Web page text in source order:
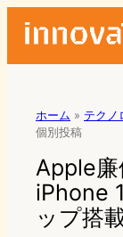
ホーム » テクノ
個別投稿
Apple廉
iPhone
ップ搭